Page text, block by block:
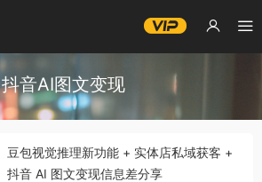
抖音AI图文变现
豆包视觉推理新功能 + 实体店私域获客 +
抖音 AI 图文变现信息差分享